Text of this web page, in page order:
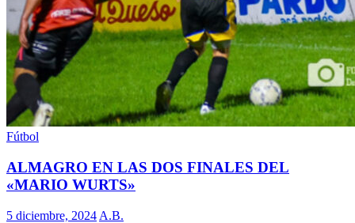
Fútbol
ALMAGRO EN LAS DOS FINALES DEL
«MARIO WURTS»
5 diciembre, 2024 A.B.